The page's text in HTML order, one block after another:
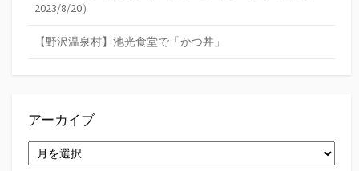
2023/8/20）
【野沢温泉村】池光食堂で「かつ丼」
アーカイブ
ー